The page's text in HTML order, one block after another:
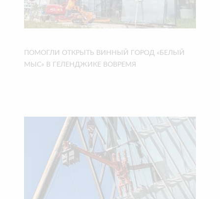
ПОМОГЛИ ОТКРЫТЬ ВИННЫЙ ГОРОД «БЕЛЫЙ
МЫС» В ГЕЛЕНДЖИКЕ ВОВРЕМЯ